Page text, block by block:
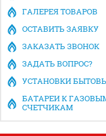
ГАЛЕРЕЯ ТОВАРОВ
ОСТАВИТЬ ЗАЯВКУ
ЗАКАЗАТЬ ЗВОНОК
ЗАДАТЬ ВОПРОС?
УСТАНОВКИ
БАТАРЕИ К
СЧЕТЧИКАМ